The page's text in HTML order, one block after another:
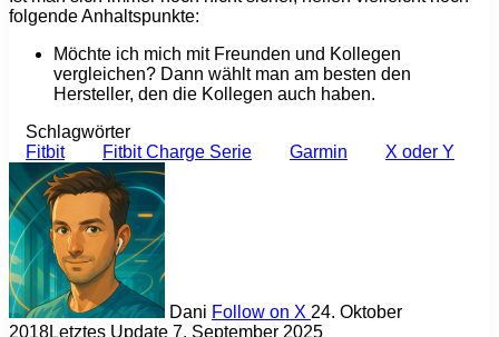
folgende Anhaltspunkte:
Möchte ich mich mit Freunden und Kollegen
vergleichen? Dann wählt man am besten den
Hersteller, den die Kollegen auch haben.
Schlagwörter
Fitbit
Fitbit Charge Serie Garmin X oder Y
Dani Follow on X 24. Oktober
2018Letztes Update 7. September 2025